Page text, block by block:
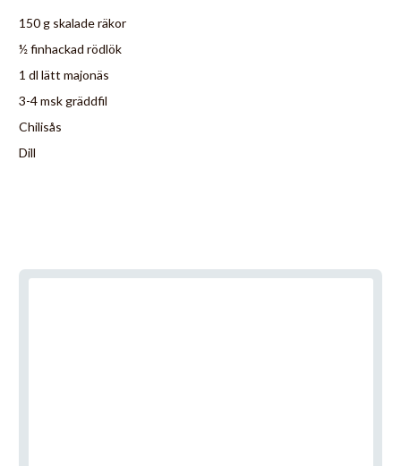
150 g skalade räkor
½ finhackad rödlök
1 dl lätt majonäs
3-4 msk gräddfil
Chilisås
Dill